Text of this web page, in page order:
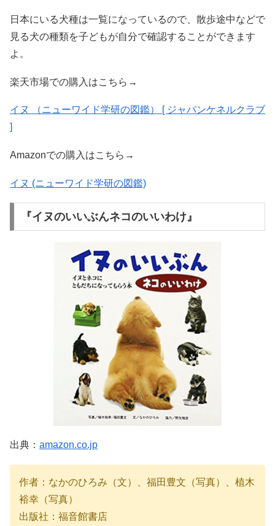
日本にいる犬種は一覧になっているので、散歩途中などで
見る犬の種類を子どもが自分で確認することができます
よ。
楽天市場での購入はこちら→
イヌ （ニューワイド学研の図鑑） [ ジャパンケネルクラブ
]
Amazonでの購入はこちら→
イヌ (ニューワイド学研の図鑑)
『イヌのいいぶんネコのいいわけ』
出典： amazon.co.jp
作者：なかのひろみ（文）、福田豊文（写真）、植木
裕幸（写真）
出版社：福音館書店